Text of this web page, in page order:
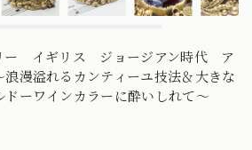
ー イギリス ジョージアン時代 ア
浪漫溢れるカンティーユ技法＆大きな
ドーワインカラーに酔いしれて〜